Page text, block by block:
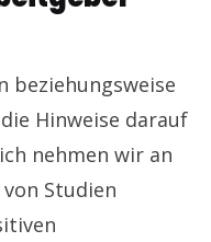
beziehungsweise
Hinweise darauf
nehmen wir an
Studien